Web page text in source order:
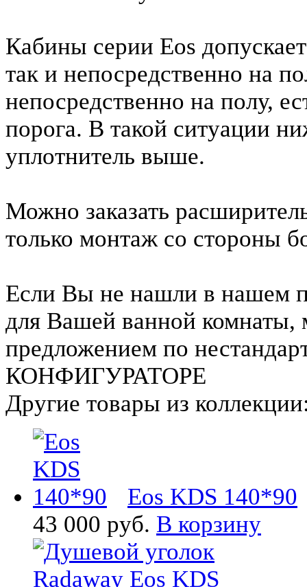
Кабины серии Eos
так и непосредственно на
непосредственно на полу,
порога. В такой ситуации
уплотнитель выше.
Можно заказать
только монтаж со стороны
Если Вы не нашли в нашем
для Вашей ванной комнаты,
предложением по
КОНФИГУРАТОРЕ
Другие товары из
Eos KDS 140*90
43 000 руб. В корзину